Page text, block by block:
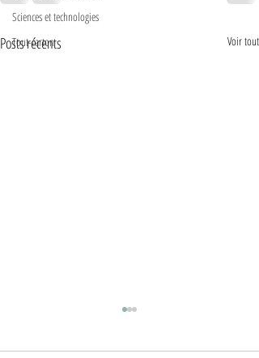
Sciences et technologies
Tout-carton
Posts récents Voir tout